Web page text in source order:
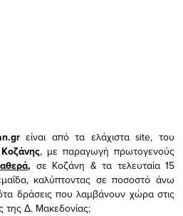
είναι από τα ελάχισταsite, του
, με παραγωγή πρωτογενούς
σε Κοζάνη & τα τελευταία 15
καλύπτοντας σε ποσοστό άνω
δράσεις που λαμβάνουν χώρα στις
της Δ. Μακεδονίας;